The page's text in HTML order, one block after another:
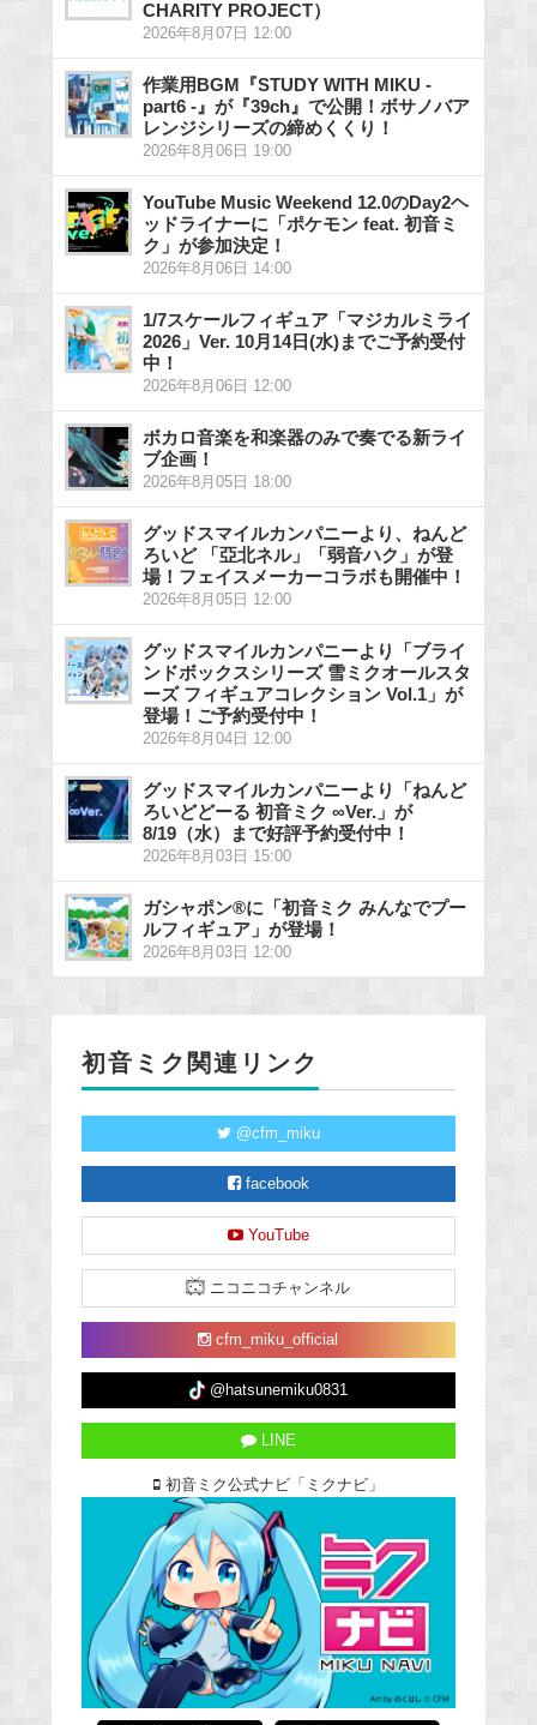
CHARITY PROJECT）
2026年8月07日 12:00
作業用BGM『STUDY WITH MIKU -
part6 -』が『39ch』で公開！ボサノバア
レンジシリーズの締めくくり！
2026年8月06日 19:00
YouTube Music Weekend 12.0のDay2ヘ
ッドライナーに「ポケモン feat. 初音ミ
ク」が参加決定！
2026年8月06日 14:00
1/7スケールフィギュア「マジカルミライ
2026」Ver. 10月14日(水)までご予約受付
中！
2026年8月06日 12:00
ボカロ音楽を和楽器のみで奏でる新ライ
ブ企画！
2026年8月05日 18:00
グッドスマイルカンパニーより、ねんど
ろいど 「亞北ネル」「弱音ハク」が登
場！フェイスメーカーコラボも開催中！
2026年8月05日 12:00
グッドスマイルカンパニーより「ブライ
ンドボックスシリーズ 雪ミクオールスタ
ーズ フィギュアコレクション Vol.1」が
登場！ご予約受付中！
2026年8月04日 12:00
グッドスマイルカンパニーより「ねんど
ろいどどーる 初音ミク ∞Ver.」が
8/19（水）まで好評予約受付中！
2026年8月03日 15:00
ガシャポン®に「初音ミク みんなでプー
ルフィギュア」が登場！
2026年8月03日 12:00
初音ミク関連リンク
@cfm_miku
facebook
YouTube
ニコニコチャンネル
cfm_miku_official
@hatsunemiku0831
LINE
初音ミク公式ナビ「ミクナビ」